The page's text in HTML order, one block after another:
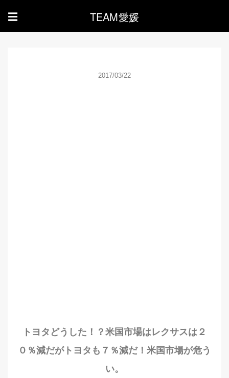
☰ TEAM愛媛
2017/03/22
トヨタどうした！？米国市場はレクサスは２
０％減だがトヨタも７％減だ！米国市場が危う
い。